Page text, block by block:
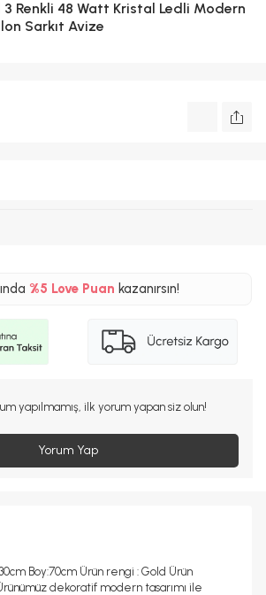
3 Renkli 48 Watt Kristal Ledli Modern
Sarkıt Avize
%5
%5
Love Puan kazanırsın!
yapılmamış, ilk yorum yapan siz olun!
Yorum Yap
Boy:70cm Ürün rengi : Gold Ürün
dekoratif modern tasarımı ile